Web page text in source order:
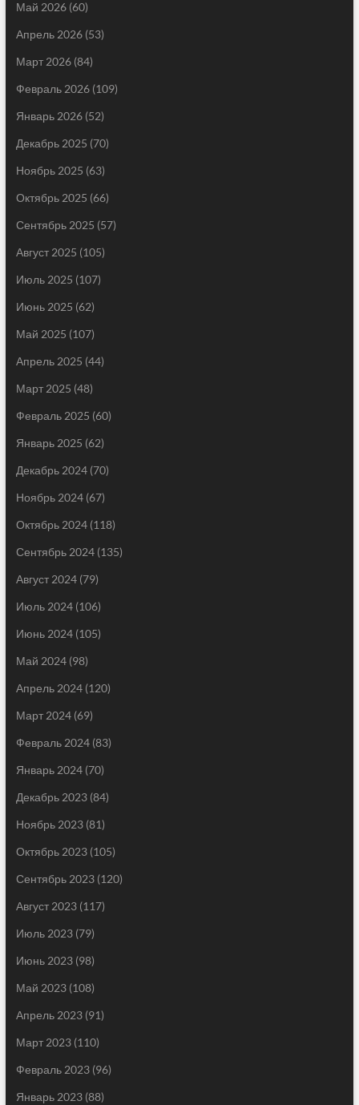
Май 2026(60)
Апрель 2026(53)
Март 2026(84)
Февраль 2026(109)
Январь 2026(52)
Декабрь 2025 (70)
Ноябрь 2025 (63)
Октябрь 2025 (66)
Сентябрь 2025 (57)
Август 2025 (105)
Июль 2025 (107)
Июнь 2025 (62)
Май 2025 (107)
Апрель 2025 (44)
Март 2025 (48)
Февраль 2025 (60)
Январь 2025 (62)
Декабрь 2024(70)
Ноябрь 2024(67)
Октябрь 2024(118)
Сентябрь 2024(135)
Август 2024(79)
Июль 2024(106)
Июнь 2024(105)
Май 2024(98)
Апрель 2024(120)
Март 2024(69)
Февраль 2024(83)
Январь 2024(70)
Декабрь 2023(84)
Ноябрь 2023(81)
Октябрь 2023(105)
Сентябрь 2023(120)
Август 2023(117)
Июль 2023(79)
Июнь 2023(98)
Май 2023(108)
Апрель 2023(91)
Март 2023(110)
Февраль 2023(96)
Январь 2023(88)